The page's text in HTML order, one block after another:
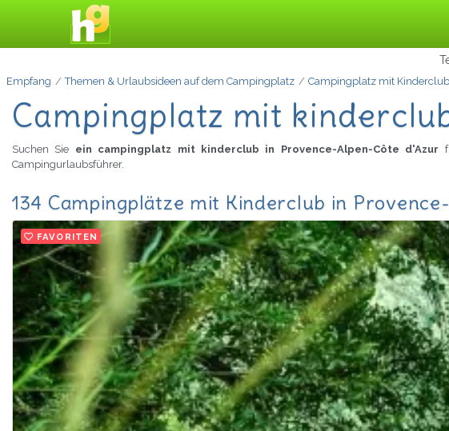
Empfang Themen & Urlaubsideen auf dem Campingplatz Campingplatz mit Kinderclub
Campingplatz mit
Suchen Sie ein campingplatz mit kinderclub in Provence-Alpen-Côte d'Azur
Campingurlaubsführer.
134 Campingplätze mit Kinderclub in
FAVORITEN